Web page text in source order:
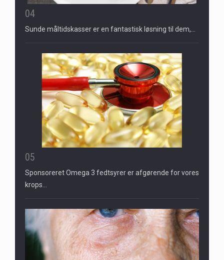
04
Sunde måltidskasser er en fantastisk løsning til dem,…
05
Sponsoreret Omega 3 fedtsyrer er afgørende for vores
krops…